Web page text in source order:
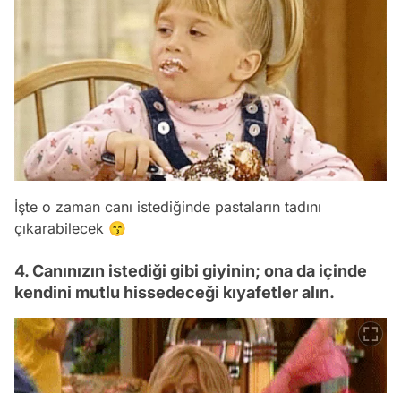
İşte o zaman canı istediğinde pastaların tadını
çıkarabilecek 😙
4. Canınızın istediği gibi giyinin; ona da içinde
kendini mutlu hissedeceği kıyafetler alın.